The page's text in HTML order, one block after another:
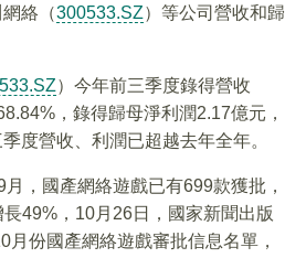
絡（300533.SZ）等公司營收和歸
）今年前三季度錄得營收
，錄得歸母淨利潤2.17億元，
度營收、利潤已超越去年全年。
，國產網絡遊戲已有699款獲批，
49%，10月26日，國家新聞出版
月份國產網絡遊戲審批信息名單，